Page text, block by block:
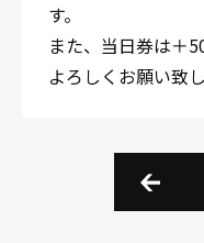
す。
また、当日券は＋
よろしくお願い致し